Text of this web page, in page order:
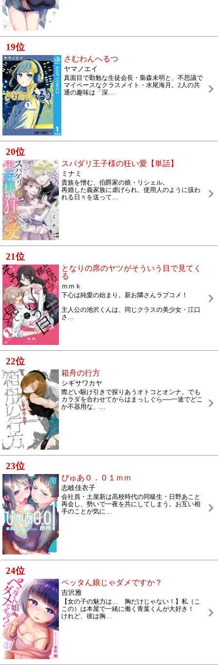
19位
さむわんへるつ
ヤマノエイ
真面目で勤勉な生徒会長・梟森未明と、不思議で
マイペースなクラスメイト・水尾海月。2人の共
通の趣味は「深…
20位
スパダリ王子様の狂い愛【単話】
ミナミ
貴族を憎む、伯爵家の娘・リシェル。
再婚した義家族に虐げられ、使用人のように扱わ
れる日々を送って…
21位
となりの席のヤツがそういう目で見てく
る
ｍｍｋ
下心は純愛の始まり。新お隣さんラブコメ！
主人公の池沢くんは、同じクラスの美少女・江口
さ …
22位
箱舟の行方
シギサワカヤ
際どい駆け引きで探りあうオトコとオンナ。でも
カラダを合わせてからはまっしぐら──一途でどこ
か不器用な、 …
23位
ぴゅあ０．０１ｍｍ
志岐佳衣子
会社員・土屋新は高校時代の同級生・日野あこと
再会し、勢いで一夜を共にしてしまう。お互い相
手のことが気に…
24位
ペッタん娘じゃダメですか？
吉沢雅
【女の子の魅力は… 胸だけじゃない！】私（こ
この）は本屋で一緒に働く青葉くんが大好き！
けれど、彼は胸…